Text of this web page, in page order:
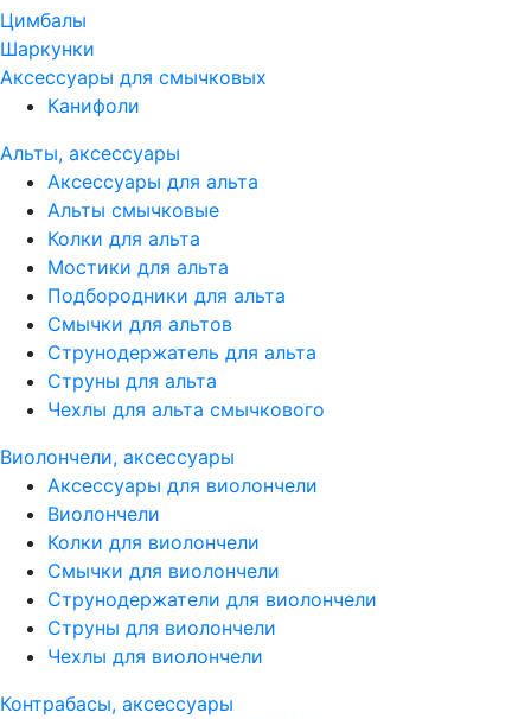
Цимбалы
Шаркунки
Аксессуары для смычковых
Канифоли
Альты, аксессуары
Аксессуары для альта
Альты смычковые
Колки для альта
Мостики для альта
Подбородники для альта
Смычки для альтов
Струнодержатель для альта
Струны для альта
Чехлы для альта смычкового
Виолончели, аксессуары
Аксессуары для виолончели
Виолончели
Колки для виолончели
Смычки для виолончели
Струнодержатели для виолончели
Струны для виолончели
Чехлы для виолончели
Контрабасы, аксессуары